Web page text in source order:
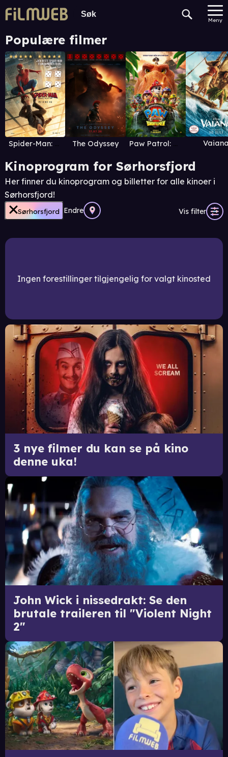
Meny
Populære filmer
Spider-Man: Brand New Day The Odyssey Paw Patrol: Dinofilmen
Kinoprogram for Sørhorsfjord
Her finner du kinoprogram og billetter for alle kinoer i
Sørhorsfjord!
Sørhorsfjord Endre Vis filter
Ingen forestillinger tilgjengelig for valgt kinosted
3 nye filmer du kan se på kino
denne uka!
John Wick i nissedrakt: Se den
brutale traileren til "Violent Night
2"